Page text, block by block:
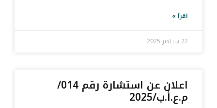
اقرأ »
22 سبتمبر 2025
اعلان عن استشارة رقم 014/
م.ع.أ.ب/2025